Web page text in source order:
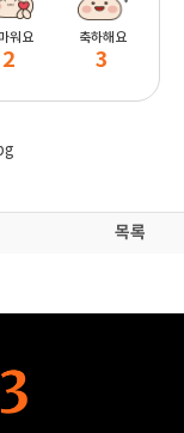
워요
2
축하해요
3
목록